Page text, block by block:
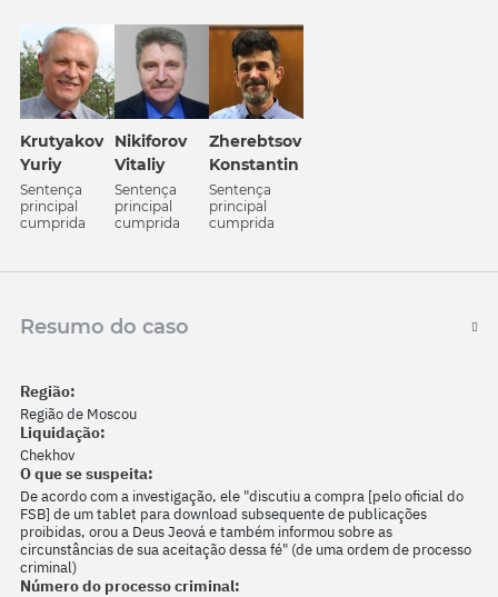
Krutyakov
Yuriy
Sentença
principal
cumprida
Nikiforov
Vitaliy
Sentença
principal
cumprida
Zherebtsov
Konstantin
Sentença
principal
cumprida
Resumo do caso
Região:
Região de Moscou
Liquidação:
Chekhov
O que se suspeita:
De acordo com a investigação, ele "discutiu a compra [pelo oficial do
FSB] de um tablet para download subsequente de publicações
proibidas, orou a Deus Jeová e também informou sobre as
circunstâncias de sua aceitação dessa fé" (de uma ordem de processo
criminal)
Número do processo criminal: